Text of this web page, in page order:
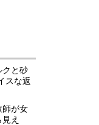
クと砂
スな返
師が女
え